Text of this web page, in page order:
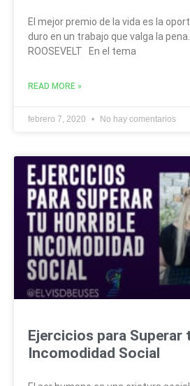
El mejor premio de la vida es la
duro en un trabajo que valga la pena.
ROOSEVELT En el tema
READ MORE »
febrero 7, 2020 No hay comentarios
Ejercicios para Superar
Incomodidad Social